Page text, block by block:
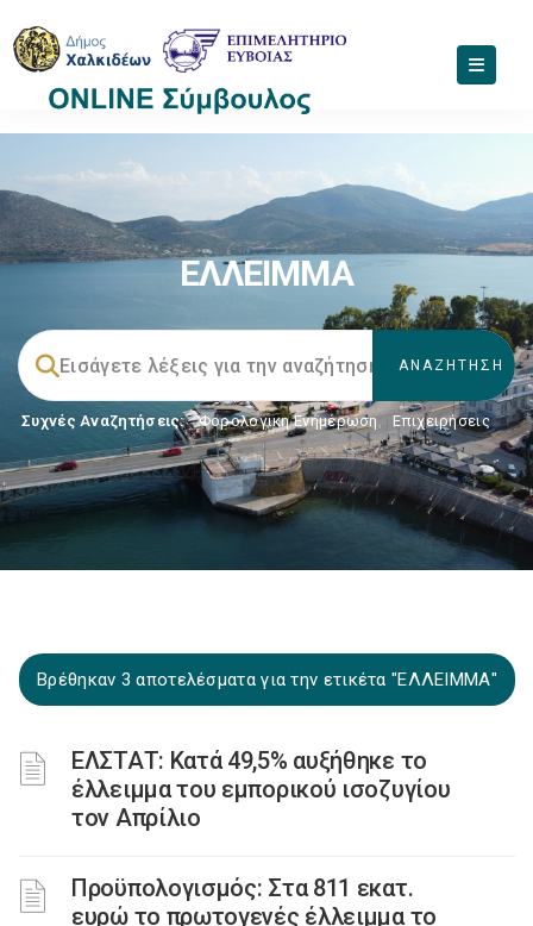
ΕΛΛΕΙΜΜΑ
Συχνές Αναζητήσεις: Φορολογικη Ενημέρωση, Επιχειρήσεις
Βρέθηκαν 3 αποτελέσματα για την ετικέτα "ΕΛΛΕΙΜΜΑ"
ΕΛΣΤΑΤ: Κατά 49,5% αυξήθηκε το
έλλειμμα του εμπορικού ισοζυγίου
τον Απρίλιο
Προϋπολογισμός: Στα 811 εκατ.
ευρώ το πρωτογενές έλλειμμα το